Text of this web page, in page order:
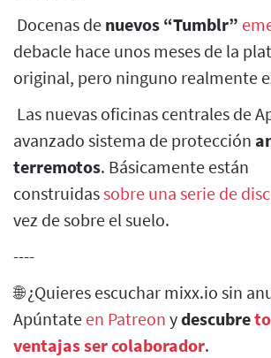
Docenas de nuevos “Tumblr”
debacle hace unos meses de la
original, pero ninguno realmente
Las nuevas oficinas centrales de
avanzado sistema de protección
terremotos. Básicamente están
construidassobre una serie de
vez de sobre el suelo.
----
🌐 ¿Quieres escuchar mixx.io sin
Apúntate en Patreon ydescubre
ventajas ser colaborador.